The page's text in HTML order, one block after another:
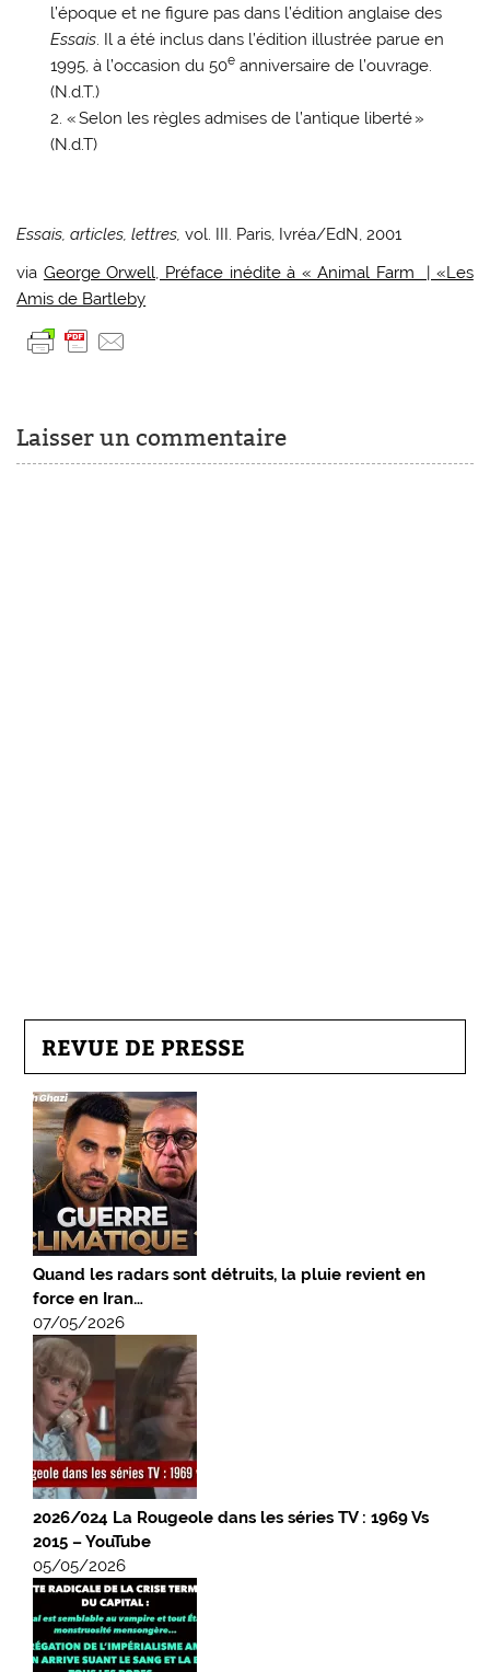
l’époque et ne figure pas dans l’édition anglaise des
Essais. Il a été inclus dans l’édition illustrée parue en
1995, à l’occasion du 50eanniversaire de l’ouvrage.
(N.d.T.)
« Selon les règles admises de l’antique liberté »
(N.d.T)
Essais, articles, lettres,vol. III. Paris, Ivréa/EdN, 2001
via George Orwell, Préface inédite à « Animal Farm | «Les
Amis de Bartleby
Laisser un commentaire
REVUE DE PRESSE
Quand les radars sont détruits, la pluie revient en
force en Iran…
07/05/2026
2026/024 La Rougeole dans les séries TV : 1969 Vs
2015 – YouTube
05/05/2026